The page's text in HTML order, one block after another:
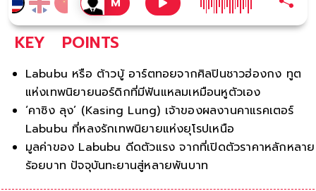
KEY POINTS
Labubu หรือ ต้าวบู้ อาร์ตทอยจากศิลปินชาวฮ่องกง ทูต
แห่งเทพนิยายนอร์ดิกที่มีฟันแหลมเหมือนหูตัวเอง
‘คาซิง ลุง’ (Kasing Lung) เจ้าของผลงานคาแรคเตอร์
Labubu ที่หลงรักเทพนิยายแห่งยุโรปเหนือ
มูลค่าของ Labubu ดีดตัวแรง จากที่เปิดตัวราคาหลักหลาย
ร้อยบาท ปัจจุบันทะยานสู่หลายพันบาท